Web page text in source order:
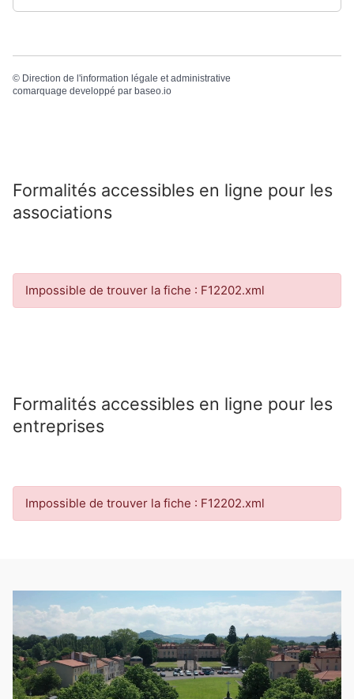
© Direction de l'information légale et administrative
comarquage developpé par baseo.io
Formalités accessibles en ligne pour les
associations
Impossible de trouver la fiche : F12202.xml
Formalités accessibles en ligne pour les
entreprises
Impossible de trouver la fiche : F12202.xml